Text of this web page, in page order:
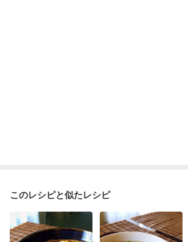
このレシピと似たレシピ